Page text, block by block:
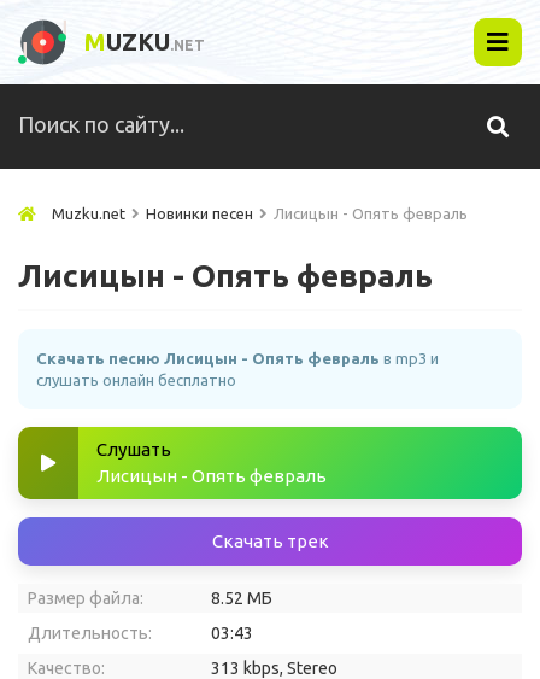
MUZKU.NET
Muzku.net Новинки песен Лисицын - Опять февраль
Лисицын - Опять февраль
Скачать песню Лисицын - Опять февраль в mp3 и
слушать онлайн бесплатно
Слушать
Лисицын - Опять февраль
Скачать трек
Размер файла:
8.52 МБ
Длительность:
03:43
Качество:
313 kbps, Stereo